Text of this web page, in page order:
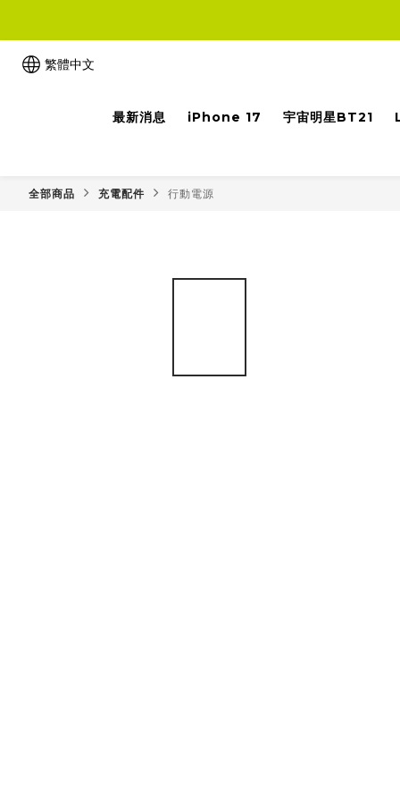
繁體中文
最新消息 iPhone 17 宇宙明星BT21
全部商品 充電配件 行動電源